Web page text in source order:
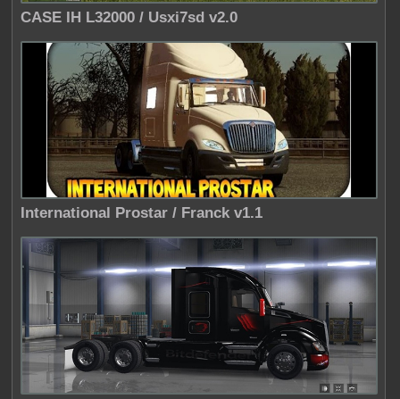
CASE IH L32000 / Usxi7sd v2.0
International Prostar / Franck v1.1